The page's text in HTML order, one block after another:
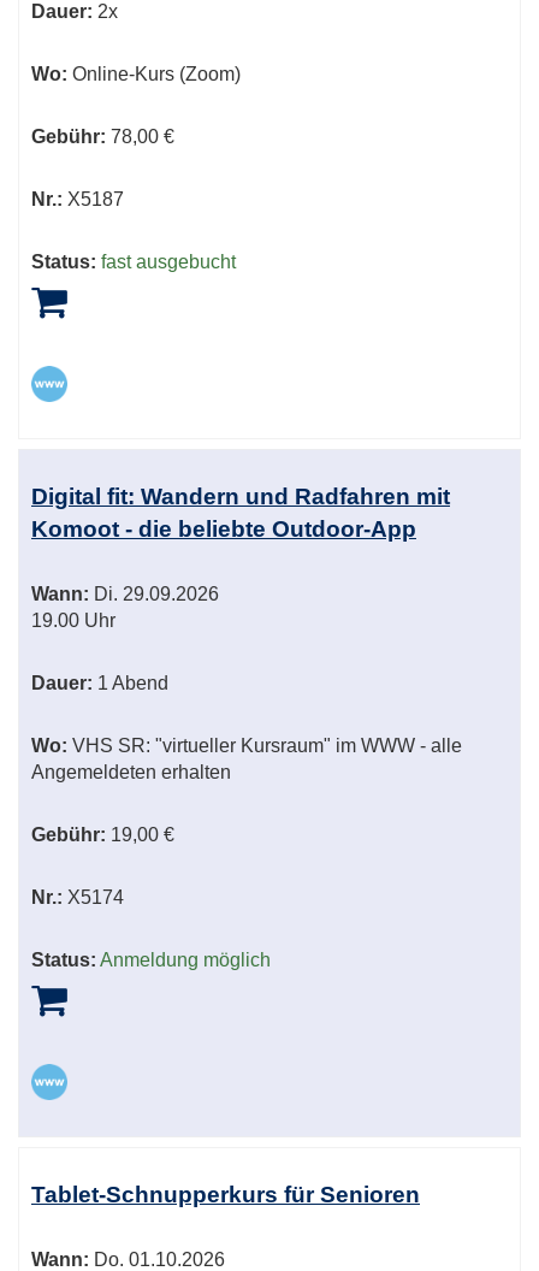
Dauer: 2x
Wo: Online-Kurs (Zoom)
Gebühr: 78,00 €
Nr.: X5187
Status: fast ausgebucht
Digital fit: Wandern und Radfahren mit
Komoot - die beliebte Outdoor-App
Wann: Di. 29.09.2026
19.00 Uhr
Dauer: 1 Abend
Wo: VHS SR: "virtueller Kursraum" im WWW - alle
Angemeldeten erhalten
Gebühr: 19,00 €
Nr.: X5174
Status: Anmeldung möglich
Tablet-Schnupperkurs für Senioren
Wann: Do. 01.10.2026